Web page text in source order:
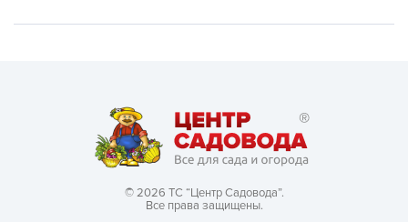
© 2026 ТС “Центр Садовода”.
Все права защищены.